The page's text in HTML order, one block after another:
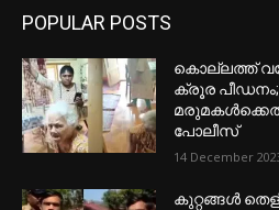
POPULAR POSTS
കൊല്ലത്ത്
ക്രൂര
പോലീസ്
14 December
കുറ്റങ്ങൾ